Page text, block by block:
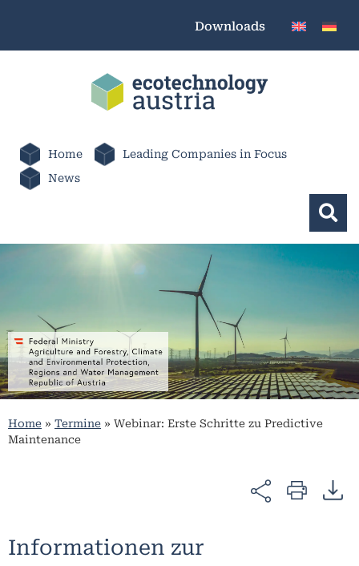
Downloads
Home
Leading Companies in Focus
News
Home » Termine » Webinar: Erste Schritte zu Predictive
Maintenance
Informationen zur